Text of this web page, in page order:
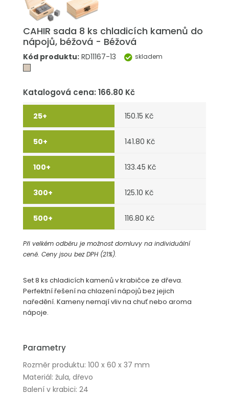
CAHIR sada 8 ks chladicích kamenů do
nápojů, béžová - Béžová
Kód produktu: RD11167-13 skladem
Katalogová cena: 166.80 Kč
150.15 Kč
141.80 Kč
133.45 Kč
125.10 Kč
116.80 Kč
Při velkém odběru je možnost domluvy na individuální
ceně. Ceny jsou bez DPH (21%).
Set 8 ks chladicích kamenů v krabičce ze dřeva.
Perfektní řešení na chlazení nápojů bez jejich
naředění. Kameny nemají vliv na chuť nebo aroma
nápoje.
Parametry
Rozměr produktu: 100 x 60 x 37 mm
Materiál: žula, dřevo
Balení v krabici: 24